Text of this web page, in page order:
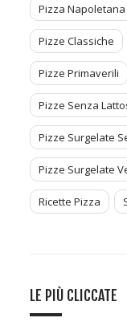
Pizza Napoletana
Pizze Classiche
Pizze Primaverili
Pizze Senza
Pizze Surgelate
Pizze Surgelate
Ricette Pizza
LE PIÙ CLICCATE